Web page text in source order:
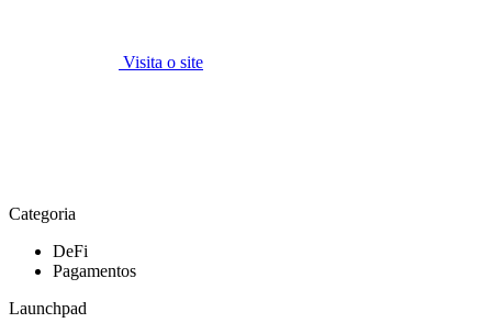
Visita o site
Categoria
DeFi
Pagamentos
Launchpad